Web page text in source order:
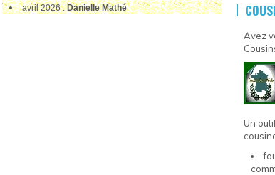
avril 2026 :Danielle Mathé
Avez
Un